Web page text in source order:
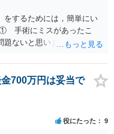
をするためには，簡単にい
① 手術にミスがあったこ
題ないと思います。 ② 手
ったこと ④ 仕事を休まな
害が発生したこと ⑤ マスク
きる精神的な損害が発生
先生のご指摘なさる「相当
ことまでは責任追及ができ
手術前と比べて見た目が著
700万円は妥当で
役にたった 9